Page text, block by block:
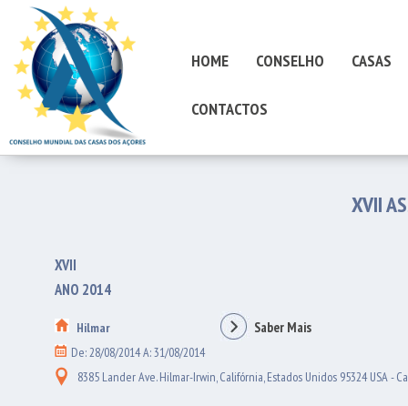
HOME CONSELHO CASAS
CONTACTOS
XVII
XVII
ANO 2014
Hilmar Saber Mais
De: 28/08/2014 A: 31/08/2014
8385 Lander Ave. Hilmar-Irwin, Califórnia, Estados Unidos 95324 USA -